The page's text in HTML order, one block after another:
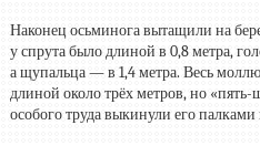
Наконец осьминога вытащили на
у спрута было длиной в 0,8 метра,
а щупальца — в 1,4 метра. Весь
длиной около трёх метров, но
особого труда выкинули его палками